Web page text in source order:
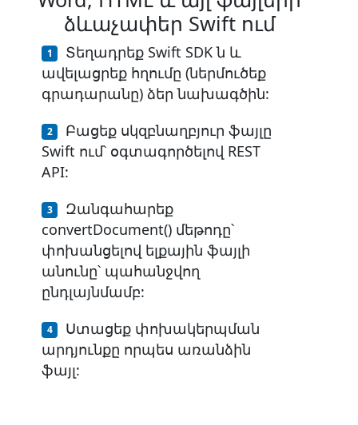
ձևաչափեր Swift ում
Տեղադրեք Swift SDK ն և
ավելացրեք հղումը (ներմուծեք
գրադարանը) ձեր նախագծին:
Բացեք սկզբնաղբյուր ֆայլը
Swift ում՝ օգտագործելով REST
API:
Զանգահարեք
convertDocument() մեթոդը՝
փոխանցելով ելքային ֆայլի
անունը՝ պահանջվող
ընդլայնմամբ:
Ստացեք փոխակերպման
արդյունքը որպես առանձին
ֆայլ: